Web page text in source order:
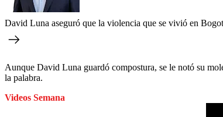
David Luna aseguró que la violencia que se vivió en
Aunque David Luna guardó compostura, se le notó su
la palabra.
Videos Semana